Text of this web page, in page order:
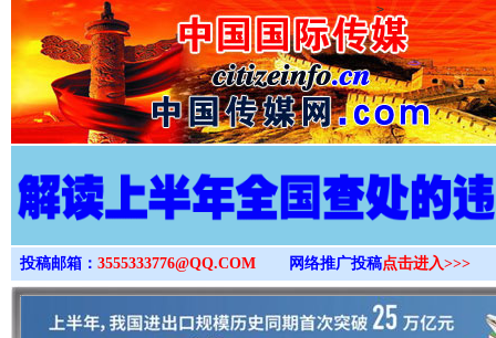
>
投稿邮箱： 3555333776@QQ.COM 网络推广投稿点击进入>>>